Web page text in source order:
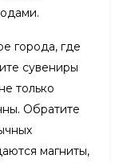
города, где
сувениры
только
Обратите
магниты,